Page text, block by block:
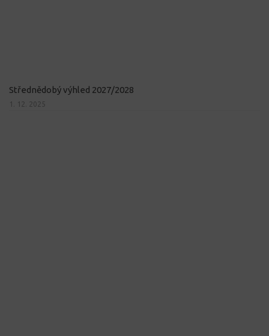
Střednědobý výhled 2027/2028
1. 12. 2025